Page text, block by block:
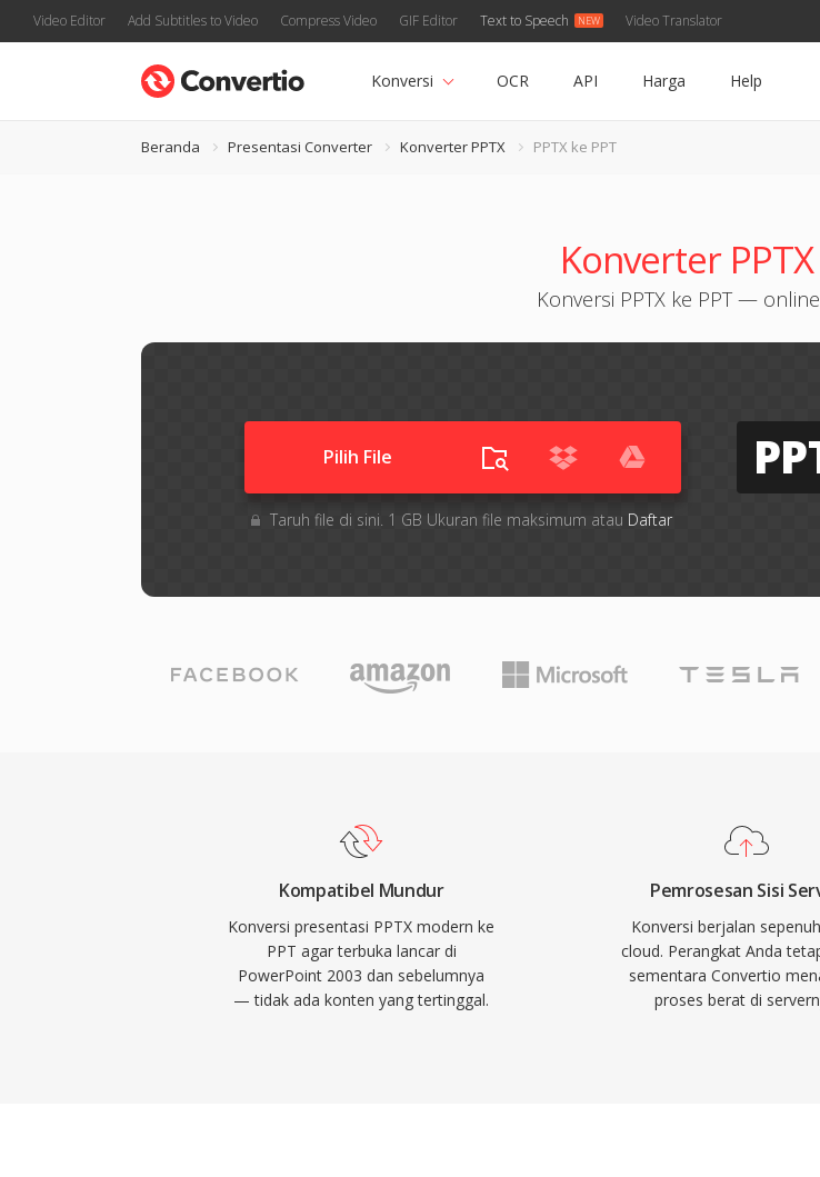
Video Editor Add Subtitles to Video Compress Video GIF Editor Text to Speech Video Translator
Konversi OCR API Harga Help
Beranda Presentasi Converter Konverter PPTX PPTX ke PPT
Konverter
Konversi PPTX ke PPT —
Pilih File
Taruh file di sini. 1 GB Ukuran file maksimum atau Daftar
Kompatibel Mundur
Konversi presentasi PPTX modern ke
PPT agar terbuka lancar di
PowerPoint 2003 dan sebelumnya
— tidak ada konten yang tertinggal.
Pemrosesan Sisi
Konversi berjalan
cloud. Perangkat Anda
sementara Convertio
proses berat di